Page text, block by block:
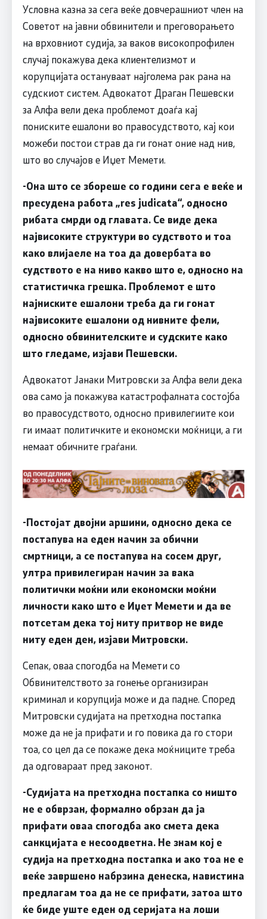
Условна казна за сега веќе довчерашниот член на
Советот на јавни обвинители и преговорањето
на врховниот судија, за ваков високопрофилен
случај покажува дека клиентелизмот и
корупцијата остануваат најголема рак рана на
судскиот систем. Адвокатот Драган Пешевски
за Алфа вели дека проблемот доаѓа кај
пониските ешалони во правосудството, кај кои
можеби постои страв да ги гонат оние над нив,
што во случајов е Иџет Мемети.
-Она што се збореше со години сега е веќе и
пресудена работа „res judicata“, односно
рибата смрди од главата. Се виде дека
највисоките структури во судството и тоа
како влијаеле на тоа да довербата во
судството е на ниво какво што е, односно на
статистичка грешка. Проблемот е што
најниските ешалони треба да ги гонат
највисоките ешалони од нивните фели,
односно обвинителските и судските како
што гледаме, изјави Пешевски.
Адвокатот Јанаки Митровски за Алфа вели дека
ова само ја покажува катастрофалната состојба
во правосудството, односно привилегиите кои
ги имаат политичките и економски моќници, а ги
немаат обичните граѓани.
-Постојат двојни аршини, односно дека се
постапува на еден начин за обични
смртници, а се постапува на сосем друг,
ултра привилегиран начин за вака
политички моќни или економски моќни
личности како што е Иџет Мемети и да ве
потсетам дека тој ниту притвор не виде
ниту еден ден, изјави Митровски.
Сепак, оваа спогодба на Мемети со
Обвинителството за гонење организиран
криминал и корупција може и да падне. Според
Митровски судијата на претходна постапка
може да не ја прифати и го повика да го стори
тоа, со цел да се покаже дека моќниците треба
да одговараат пред законот.
-Судијата на претходна постапка со ништо
не е обврзан, формално обрзан да ја
прифати оваа спогодба ако смета дека
санкцијата е несоодветна. Не знам кој е
судија на претходна постапка и ако тоа не е
веќе завршено набрзина денеска, навистина
предлагам тоа да не се прифати, затоа што
ќе биде уште еден од серијата на лоши